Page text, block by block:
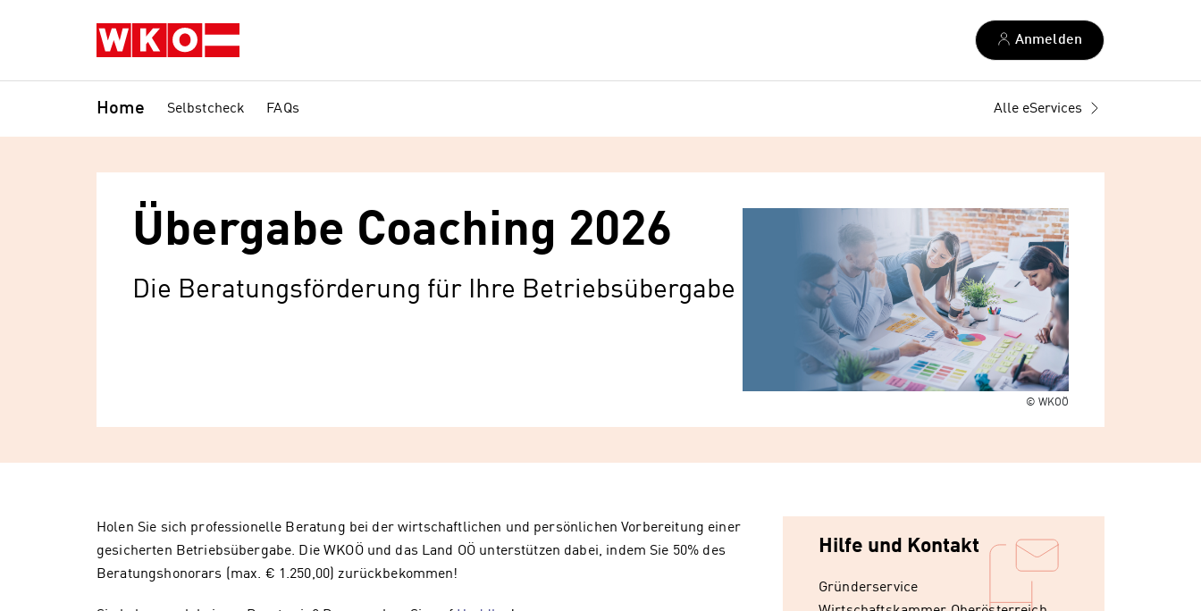
Anmelden
Home Selbstcheck FAQs Alle eServices
Übergabe Coaching 2026
Die Beratungsförderung für Ihre Betriebsübergabe
© WKOÖ
Holen Sie sich professionelle Beratung bei der wirtschaftlichen und persönlichen Vorbereitung einer
gesicherten Betriebsübergabe. Die WKOÖ und das Land OÖ unterstützen dabei, indem Sie 50% des
Beratungshonorars (max. € 1.250,00) zurückbekommen!
Hilfe und Kontakt
Gründerservice